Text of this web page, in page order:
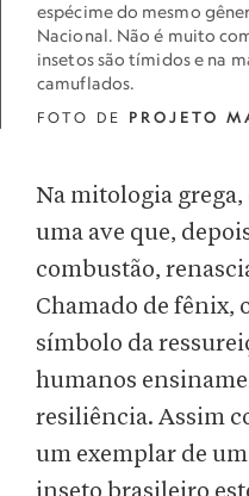
espécime do mesmo
Nacional. Não é muito
insetos são tímidos e na
camuflados.
FOTO DE PROJETO
Na mitologia
uma ave que,
combustão,
Chamado de fênix,
símbolo da
humanos
resiliência. Assim
um exemplar de